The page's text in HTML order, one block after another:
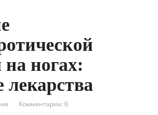
ногах:
Комментарии: 0